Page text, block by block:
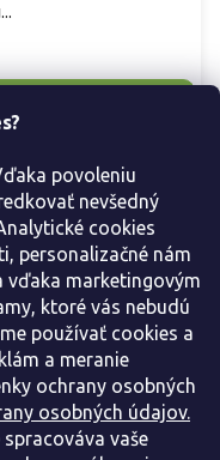
povoleniu
nevšedný
cookies
personalizačné nám
vďaka marketingovým
ktoré vás nebudú
používať cookies a
a meranie
ochrany osobných
osobných údajov.
vaše